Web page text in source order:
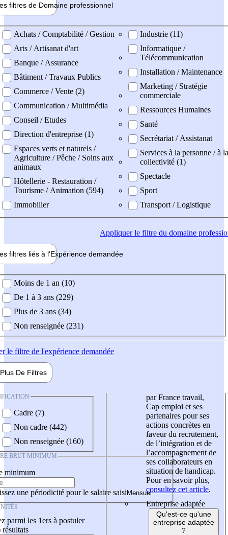
filtres de Domaine professionnel
professionel
Achats / Comptabilité / Gestion
Arts / Artisanat d'art
Banque / Assurance
Bâtiment / Travaux Publics
Commerce / Vente (2)
Communication / Multimédia
Conseil / Etudes
Direction d'entreprise (1)
Espaces verts et naturels /
Agriculture / Pêche / Soins aux
animaux
Hôtellerie - Restauration /
Tourisme / Animation (594)
Immobilier
Industrie (11)
Informatique /
Télécommunication
Installation / Maintenance
Marketing / Stratégie
commerciale
Ressources Humaines
Santé
Secrétariat / Assistanat
Services à la personne / à la
collectivité (1)
Spectacle
Sport
Transport / Logistique
Appliquerle filtre du domaine
filtres liés à l'Expérience demandée
demandée
Moins de 1 an (10)
De 1 à 3 ans (229)
Plus de 3 ans (34)
Non renseignée (231)
le filtre de l'expérience demandée
Plus De Filtres
Cadre (7)
Non cadre (442)
Non renseignée (160)
BRUT MINIMUM
minimum
une périodicité pour le salaire saisi
parmi les 1ers à postuler
résultats
par France travail,
Cap emploi et ses
partenaires pour ses
actions concrètes en
faveur du recrutement,
de l’intégration et de
l’accompagnement de
ses collaborateurs en
situation de handicap.
Pour en savoir plus,
consultez cet article.
Entreprise adaptée
Qu'est-ce qu'une
entreprise adaptée
?